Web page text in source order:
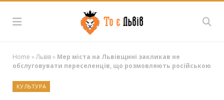
Home »Львів» Мер міста на Львівщині закликав не
обслуговувати переселенців, що розмовляють російською
КУЛЬТУРА